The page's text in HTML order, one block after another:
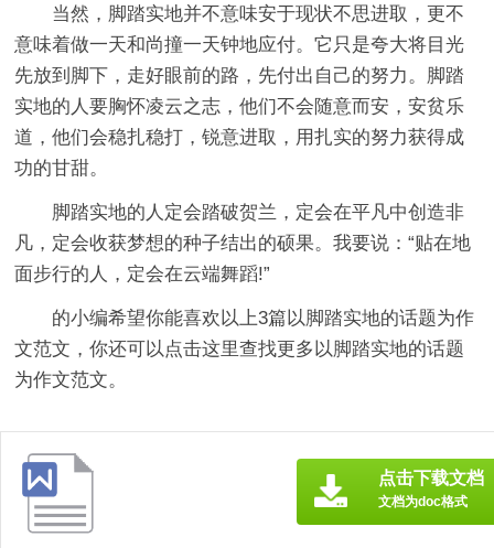
当然，脚踏实地并不意味安于现状不思进取，更不
意味着做一天和尚撞一天钟地应付。它只是夸大将目光
先放到脚下，走好眼前的路，先付出自己的努力。脚踏
实地的人要胸怀凌云之志，他们不会随意而安，安贫乐
道，他们会稳扎稳打，锐意进取，用扎实的努力获得成
功的甘甜。
脚踏实地的人定会踏破贺兰，定会在平凡中创造非
凡，定会收获梦想的种子结出的硕果。我要说：“贴在地
面步行的人，定会在云端舞蹈!”
的小编希望你能喜欢以上3篇 以脚踏实地的话题为作
文范文，你还可以点击这里查找更多以脚踏实地的话题
为作文范文。
点击下载文档
文档为doc格式